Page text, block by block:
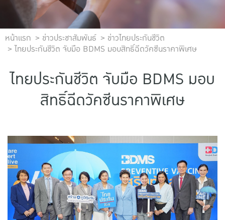
นักลงทุนสัมพันธ์
เพื่อสังคมไทย
บทความ
แบบประกันทั้งหมด
แบบประกันที่เหมาะกับช่วงอายุ
เปรียบเทียบแบบประกัน
เลือกแบบประกันที่เหมาะกับคุณ
TL Learning Center
หน้าแรก ข่าวประชาสัมพันธ์
ข่าวไทยประกันชีวิต
ไทยประกันชีวิต จับมือ BDMS มอบสิทธิ์ฉีดวัคซีนราคาพิเศษ
ไทยประกันชีวิต จับมือ BDMS มอบ
สิทธิ์ฉีดวัคซีนราคาพิเศษ